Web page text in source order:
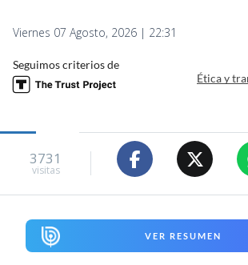
Viernes 07 Agosto, 2026 | 22:31
Seguimos criterios de
Ética y
3731
visitas
VER RESUMEN